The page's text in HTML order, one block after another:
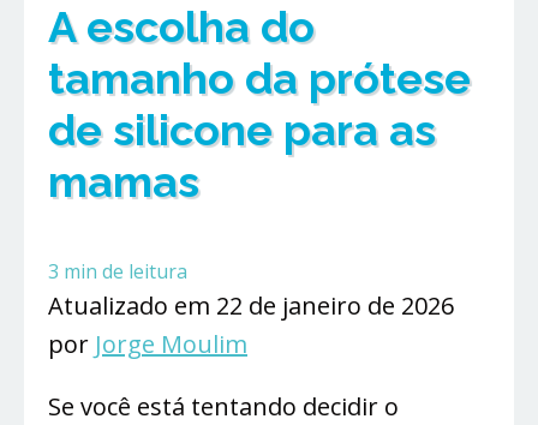
A escolha do
tamanho da prótese
de silicone para as
mamas
3 min de leitura
Atualizado em 22 de janeiro de 2026
por Jorge Moulim
Se você está tentando decidir o